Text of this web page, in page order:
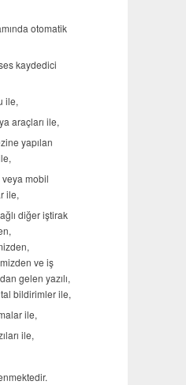
otomatik
kaydedici
ile,
araçları ile,
yapılan
veya mobil
ile,
diğer iştirak
ve iş
gelen yazılı,
bildirimler ile,
ile,
ile,